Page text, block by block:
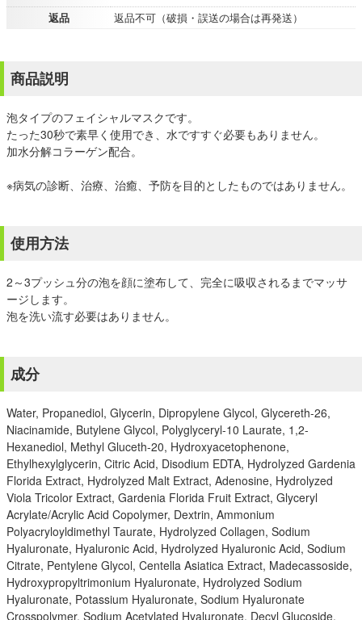
返品
返品不可（破損・誤送の場合は再発送）
商品説明
泡タイプのフェイシャルマスクです。
たった30秒で素早く使用でき、水ですすぐ必要もありません。
加水分解コラーゲン配合。
※病気の診断、治療、治癒、予防を目的としたものではありません。
使用方法
2～3プッシュ分の泡を顔に塗布して、完全に吸収されるまでマッサ
ージします。
泡を洗い流す必要はありません。
成分
Water, Propanediol, Glycerin, Dipropylene Glycol, Glycereth-26,
Niacinamide, Butylene Glycol, Polyglyceryl-10 Laurate, 1,2-
Hexanediol, Methyl Gluceth-20, Hydroxyacetophenone,
Ethylhexylglycerin, Citric Acid, Disodium EDTA, Hydrolyzed Gardenia
Florida Extract, Hydrolyzed Malt Extract, Adenosine, Hydrolyzed
Viola Tricolor Extract, Gardenia Florida Fruit Extract, Glyceryl
Acrylate/Acrylic Acid Copolymer, Dextrin, Ammonium
Polyacryloyldimethyl Taurate, Hydrolyzed Collagen, Sodium
Hyaluronate, Hyaluronic Acid, Hydrolyzed Hyaluronic Acid, Sodium
Citrate, Pentylene Glycol, Centella Asiatica Extract, Madecassoside,
Hydroxypropyltrimonium Hyaluronate, Hydrolyzed Sodium
Hyaluronate, Potassium Hyaluronate, Sodium Hyaluronate
Crosspolymer, Sodium Acetylated Hyaluronate, Decyl Glucoside,